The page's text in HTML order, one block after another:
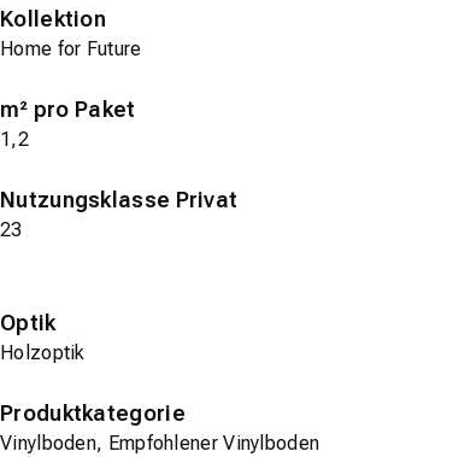
Kollektion
Home for Future
m² pro Paket
1,2
Nutzungsklasse Privat
23
Optik
Holzoptik
Produktkategorie
Vinylboden, Empfohlener Vinylboden